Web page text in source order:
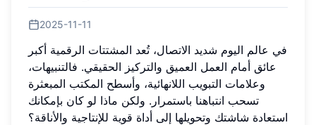
2025-11-11
في عالم اليوم شديد الاتصال، تُعد المشتتات الرقمية أكبر
عائق أمام العمل العميق والتركيز الحقيقي. فالتنبيهات،
وعلامات التبويب اللانهائية، وأسطح المكتب المبعثرة
تسحب انتباهنا باستمرار. ولكن ماذا لو كان بإمكانك
استعادة شاشتك وتحويلها إلى أداة قوية للإنتاجية والأناقة؟